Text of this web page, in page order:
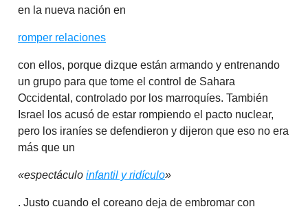
en la nueva nación en
romper relaciones
con ellos, porque dizque están armando y entrenando
un grupo para que tome el control de Sahara
Occidental, controlado por los marroquíes. También
Israel los acusó de estar rompiendo el pacto nuclear,
pero los iraníes se defendieron y dijeron que eso no era
más que un
«espectáculo infantil y ridículo»
. Justo cuando el coreano deja de embromar con